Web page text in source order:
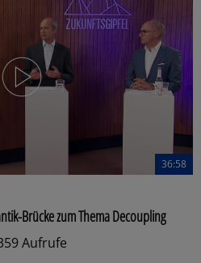
36:58
Brücke zum Thema Decoupling
Aufrufe